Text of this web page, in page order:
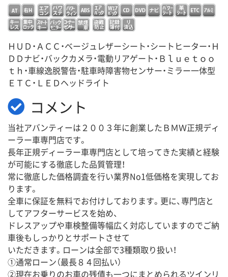
ＨＵＤ・ＡＣＣ・ベージュレザーシート・シートヒーター・Ｈ
ＤＤナビ・バックカメラ・電動リアゲート・Ｂｌｕｅｔｏｏ
ｔｈ・車線逸脱警告・駐車時障害物センサー・ミラー一体型
ＥＴＣ・ＬＥＤヘッドライト
コメント
当社アバンティーは２００３年に創業したＢＭＷ正規ディ
ーラー車専門店です。
長年正規ディーラー車専門店として培ってきた実績と経験
が可能にする徹底した品質管理！
常に徹底した価格調査を行い業界No1低価格を実現してお
ります。
全車に保証を無料でお付けしております。更に、専門店と
してアフターサービスを始め、
ドレスアップや車検整備等幅広く対応していますのでご納
車後もしっかりとサポートさせて
いただきます。ローンは全部で3種類取り扱い！
①通常ローン（最長８４回払い）
②現在お乗りのお車の残債も一つにまとめられるツインリ